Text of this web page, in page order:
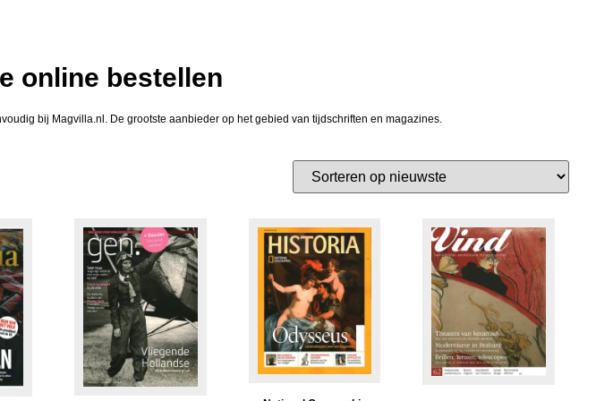
online bestellen
bij Magvilla.nl. De grootste aanbieder op het gebied van tijdschriften en magazines.